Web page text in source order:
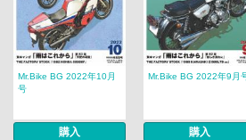
Mr.Bike BG 2022年10月
号
購入
Mr.Bike BG 2022年9月
購入